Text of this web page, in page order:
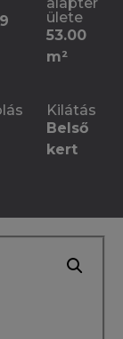
ülete
53.00
m²
Kilátás
Belső
kert